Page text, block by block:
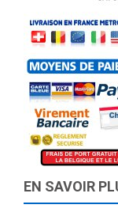
EN SAVOIR